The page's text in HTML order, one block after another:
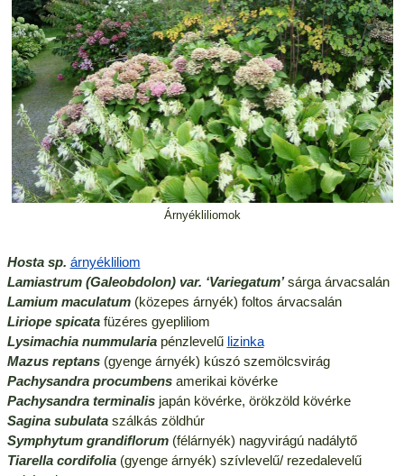
Árnyékliliomok
Hosta sp. árnyékliliom
Lamiastrum (Galeobdolon) var. ‘Variegatum’sárga árvacsalán
Lamium maculatum(közepes árnyék) foltos árvacsalán
Liriope spicatafüzéres gyepliliom
Lysimachia nummulariapénzlevelű lizinka
Mazus reptans(gyenge árnyék) kúszó szemölcsvirág
Pachysandra procumbensamerikai kövérke
Pachysandra terminalisjapán kövérke, örökzöld kövérke
Sagina subulataszálkás zöldhúr
Symphytum grandiflorum(félárnyék) nagyvirágú nadálytő
Tiarella cordifolia(gyenge árnyék) szívlevelű/ rezedalevelű